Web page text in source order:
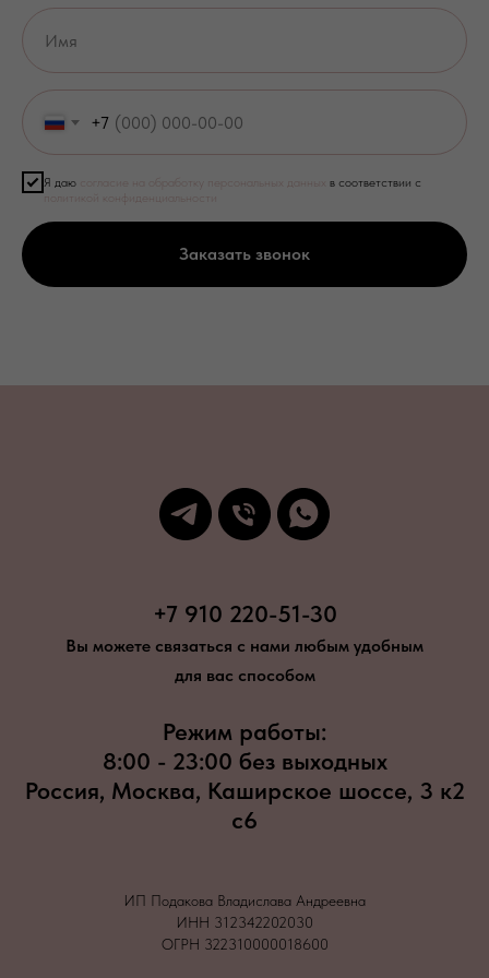
+7
Я даю согласие на обработку персональных данных в соответствии с
политикой конфиденциальности
Заказать звонок
+7 910 220-51-30
Вы можете связаться с нами любым удобным
для вас способом
Режим работы:
8:00 - 23:00 без выходных
Россия, Москва, Каширское шоссе, 3 к2
с6
ИП Подакова Владислава Андреевна
ИНН 312342202030
ОГРН 322310000018600